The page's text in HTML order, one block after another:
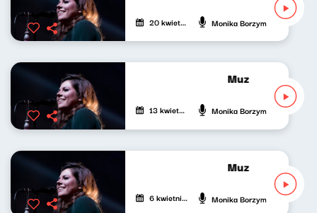
20 kwietnia 2024 Monika Borzym
Muzyczny
13 kwietnia 2024 Monika Borzym
Muzyczny
6 kwietnia 2024 Monika Borzym